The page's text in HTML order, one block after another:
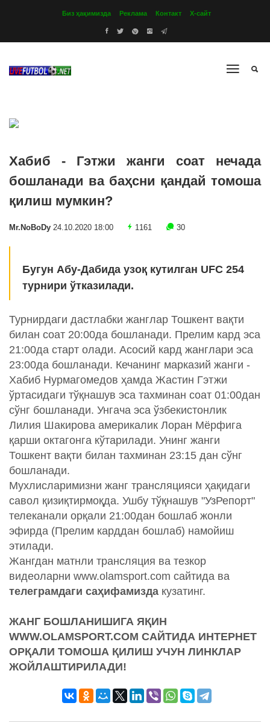
Биз ҳақимизда Реклама Контакт Х-сайт
Хабиб - Гэтжи жанги соат нечада
бошланади ва баҳсни қандай томоша
қилиш мумкин?
Mr.NoBoDy 24.10.2020 18:00 1161 30
Бугун Абу-Дабида узоқ кутилган UFC 254
турнири ўтказилади.
Турнирдаги дастлабки жанглар Тошкент вақти
билан соат 20:00да бошланади. Прелим кард эса
21:00да старт олади. Асосий кард жанглари эса
23:00да бошланади. Кечанинг марказий жанги -
Хабиб Нурмагомедов ҳамда Жастин Гэтжи
ўртасидаги тўқнашув эса тахминан соат 01:00дан
сўнг бошланади. Унгача эса ўзбекистонлик
Лилия Шакирова америкалик Лоран Мёрфига
қарши октагонга кўтарилади. Унинг жанги
Тошкент вақти билан тахминан 23:15 дан сўнг
бошланади.
Мухлисларимизни жанг трансляцияси ҳақидаги
савол қизиқтирмоқда. Ушбу тўқнашув "УзРепорт"
телеканали орқали 21:00дан бошлаб жонли
эфирда (Прелим карддан бошлаб) намойиш
этилади.
Жангдан матнли трансляция ва тезкор
видеоларни www.olamsport.com сайтида ва
телеграмдаги саҳифамизда кузатинг.
ЖАНГ БОШЛАНИШИГА ЯҚИН
WWW.OLAMSPORT.COM САЙТИДА ИНТЕРНЕТ
ОРҚАЛИ ТОМОША ҚИЛИШ УЧУН ЛИНКЛАР
ЖОЙЛАШТИРИЛАДИ!